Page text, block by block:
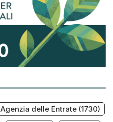
Agenzia delle Entrate (1730)